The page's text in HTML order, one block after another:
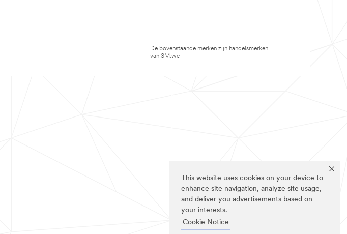
This website uses cookies on your device to
enhance site navigation, analyze site usage,
and deliver you advertisements based on
your interests.
Cookie Notice
De bovenstaande merken zijn handelsmerken
van 3M.we